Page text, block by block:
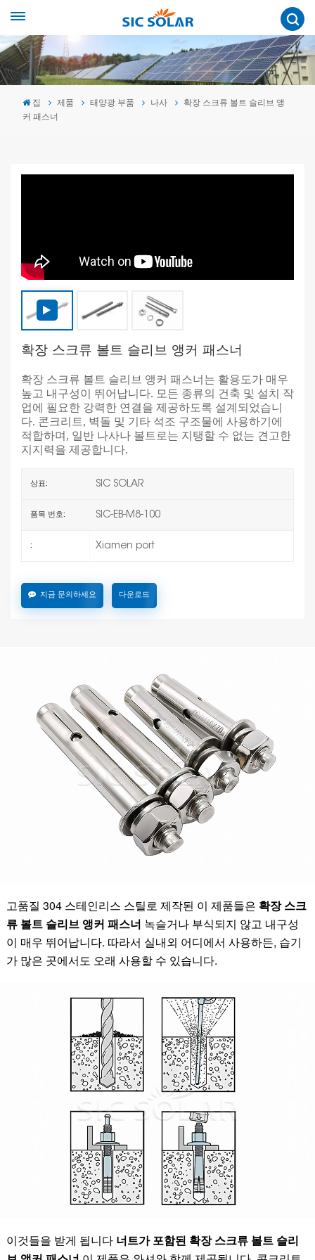
집 제품 태양광 부품 나사
확장 스크류 볼트 슬리브 앵
커 패스너
확장 스크류 볼트 슬리브 앵커 패스너
확장 스크류 볼트 슬리브 앵커 패스너는 활용도가 매우
높고 내구성이 뛰어납니다. 모든 종류의 건축 및 설치 작
업에 필요한 강력한 연결을 제공하도록 설계되었습니
다. 콘크리트, 벽돌 및 기타 석조 구조물에 사용하기에
적합하며, 일반 나사나 볼트로는 지탱할 수 없는 견고한
지지력을 제공합니다.
상표: SIC SOLAR
품목 번호: SIC-EB-M8-100
: Xiamen port
지금 문의하세요 다운로드
고품질 304 스테인리스 스틸로 제작된 이 제품들은 확장 스크
류 볼트 슬리브 앵커 패스너 녹슬거나 부식되지 않고 내구성
이 매우 뛰어납니다. 따라서 실내외 어디에서 사용하든, 습기
가 많은 곳에서도 오래 사용할 수 있습니다.
이것들을 받게 됩니다 너트가 포함된 확장 스크류 볼트 슬리